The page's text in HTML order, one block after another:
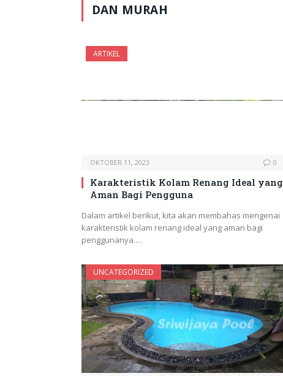
DAN MURAH
ARTIKEL
OKTOBER 11, 2023 0
Karakteristik Kolam Renang Ideal yang
Aman Bagi Pengguna
Dalam artikel berikut, kita akan membahas mengenai
karakteristik kolam renang ideal yang aman bagi
penggunanya.…
UNCATEGORIZED